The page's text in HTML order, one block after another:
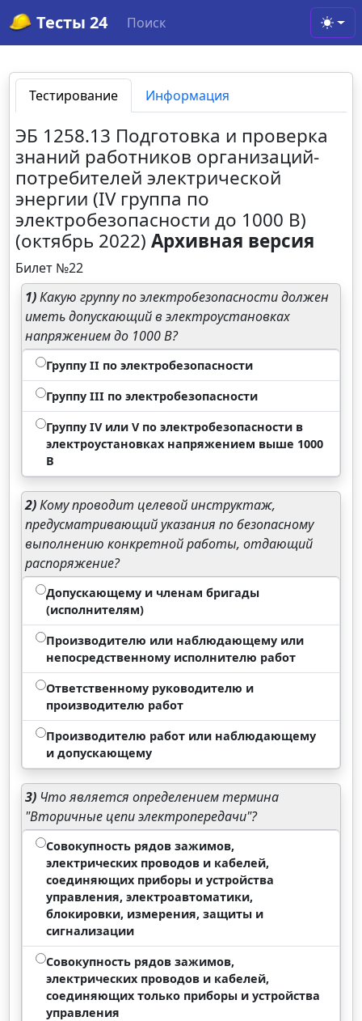
Тесты 24 Поиск
Тестирование Информация
ЭБ 1258.13 Подготовка и проверка
знаний работников организаций-
потребителей электрической
энергии (IV группа по
электробезопасности до 1000 В)
(октябрь 2022)Архивная версия
Билет №22
1)Какую группу по электробезопасности должен
иметь допускающий в электроустановках
напряжением до 1000 В?
Группу II по электробезопасности
Группу III по электробезопасности
Группу IV или V по электробезопасности в
электроустановках напряжением выше 1000
В
2)Кому проводит целевой инструктаж,
предусматривающий указания по безопасному
выполнению конкретной работы, отдающий
распоряжение?
Допускающему и членам бригады
(исполнителям)
Производителю или наблюдающему или
непосредственному исполнителю работ
Ответственному руководителю и
производителю работ
Производителю работ или наблюдающему
и допускающему
3) Что является определением термина
"Вторичные цепи электропередачи"?
Совокупность рядов зажимов,
электрических проводов и кабелей,
соединяющих приборы и устройства
управления, электроавтоматики,
блокировки, измерения, защиты и
сигнализации
Совокупность рядов зажимов,
электрических проводов и кабелей,
соединяющих только приборы и устройства
управления